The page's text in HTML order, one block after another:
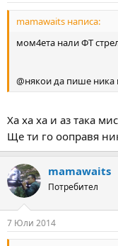
mamawaits написа:
мом4ета нали ФТ
@някои да пише ника
Ха ха ха и аз така
Ще ти го ооправя
mamawaits
Потребител
7 Юли 2014